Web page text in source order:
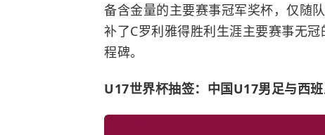
备含金量的主要赛事冠军奖杯，仅随
补了C罗利雅得胜利生涯主要赛事无
程碑。
U17世界杯抽签：中国U17男足与西